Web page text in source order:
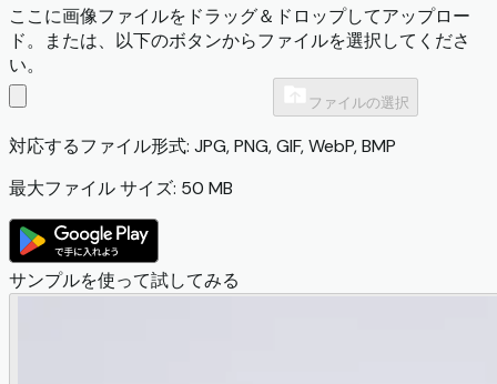
ここに画像ファイルをドラッグ＆ドロップしてアップロー
ド。または、以下のボタンからファイルを選択してくださ
い。
ファイルの選択
対応するファイル形式: JPG, PNG, GIF, WebP, BMP
最大ファイル サイズ: 50 MB
サンプルを使って試してみる